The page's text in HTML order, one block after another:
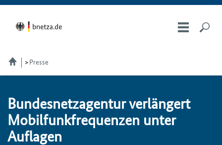
Presse
Bundesnetzagentur ver­län­gert
Mo­bil­funk­fre­quen­zen un­ter
Auf­la­gen